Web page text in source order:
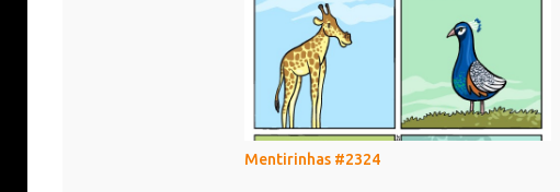
Mentirinhas #2324